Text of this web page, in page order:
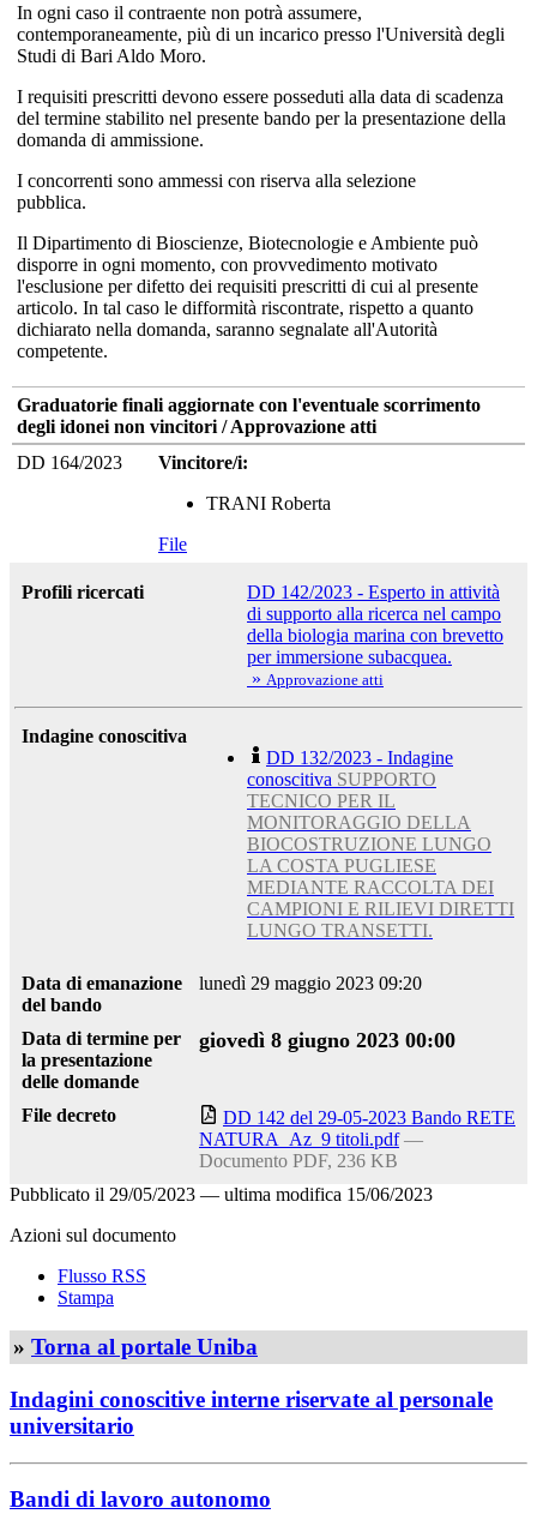
In ogni caso il contraente non potrà assumere,
contemporaneamente, più di un incarico presso l'Università degli
Studi di Bari Aldo Moro.
I requisiti prescritti devono essere posseduti alla data di scadenza
del termine stabilito nel presente bando per la presentazione della
domanda di ammissione.
I concorrenti sono ammessi con riserva alla selezione
pubblica.
Il Dipartimento di Bioscienze, Biotecnologie e Ambiente può
disporre in ogni momento, con provvedimento motivato
l'esclusione per difetto dei requisiti prescritti di cui al presente
articolo. In tal caso le difformità riscontrate, rispetto a quanto
dichiarato nella domanda, saranno segnalate all'Autorità
competente.
Graduatorie finali aggiornate con l'eventuale scorrimento
degli idonei non vincitori / Approvazione atti
DD 164/2023
Vincitore/i:
TRANI Roberta
File
Profili ricercati
DD 142/2023 - Esperto in attività
di supporto alla ricerca nel campo
della biologia marina con brevetto
per immersione subacquea.
» Approvazione atti
Indagine conoscitiva
DD 132/2023 - Indagine
conoscitiva SUPPORTO
TECNICO PER IL
MONITORAGGIO DELLA
BIOCOSTRUZIONE LUNGO
LA COSTA PUGLIESE
MEDIANTE RACCOLTA DEI
CAMPIONI E RILIEVI DIRETTI
LUNGO TRANSETTI.
Data di emanazione
del bando
lunedì 29 maggio 2023 09:20
Data di termine per
la presentazione
delle domande
giovedì 8 giugno 2023 00:00
File decreto
DD 142 del 29-05-2023 Bando RETE
NATURA_Az_9 titoli.pdf —
Documento PDF, 236 KB
Pubblicato il 29/05/2023 — ultima modifica 15/06/2023
Azioni sul documento
Flusso RSS
Stampa
» Torna al portale Uniba
Indagini conoscitive interne riservate al personale
universitario
Bandi di lavoro autonomo